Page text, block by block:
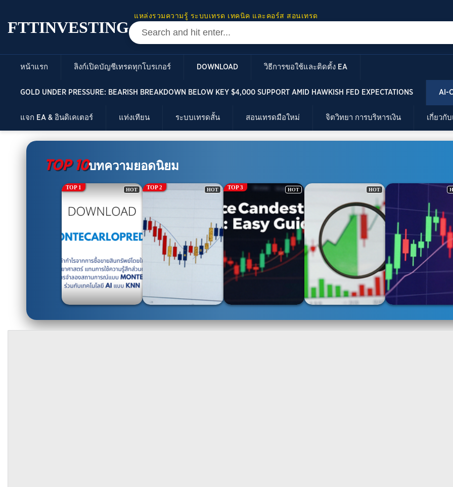
FTTINVESTING
แหล่งรวมความรู้ ระบบเทรด เทคนิค และคอร์ส สอนเทรด
หน้าแรก ลิงก์เปิดบัญชีเทรดทุกโบรเกอร์ DOWNLOAD วิธีการขอใช้และติดตั้ง EA
GOLD UNDER PRESSURE: BEARISH BREAKDOWN BELOW KEY $4,000 SUPPORT AMID HAWKISH FED EXPECTATIONS AI-
แจก EA & อินดิเคเตอร์ แท่งเทียน ระบบเทรดสั้น สอนเทรดมือใหม่ จิตวิทยา การบริหารเงิน เกี่ยวกับ
TOP 10บทความยอดนิยม
TOP 1 HOT TOP 2 HOT TOP 3 HOT HOT